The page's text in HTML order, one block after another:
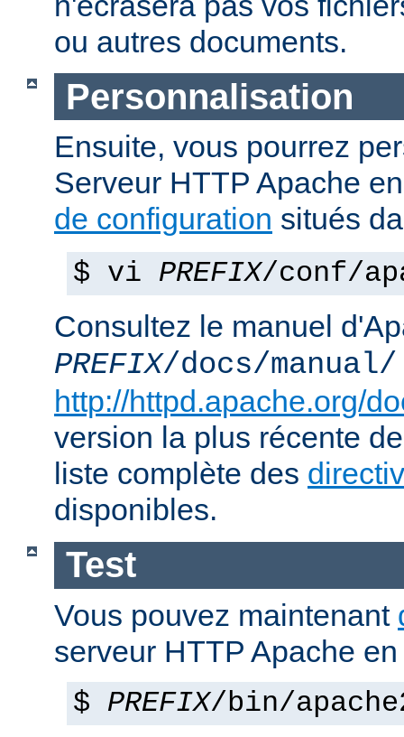
ou autres documents.
Personnalisation
Ensuite, vous pourrez
Serveur HTTP Apache
de configuration situés
$ vi PREFIX/conf/
Consultez le manuel
PREFIX/docs/manual/
http://httpd.apache.org/
version la plus récente
liste complète des
disponibles.
Test
Vous pouvez maintenant
serveur HTTP Apache
$ PREFIX/bin/